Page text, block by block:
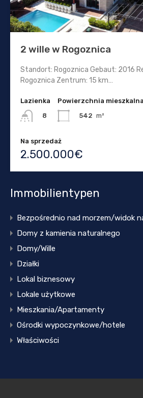
2 wille w Rogoznica
Standort: Rogoznica Gebaut: 2016
Rogoznica Zentrum: 15 km…
Lazienka
8
Powierzchnia
542 m²
Na sprzedaż
2.500.000€
Immobilientypen
Bezpośrednio nad morzem/widok
Domy z kamienia naturalnego
Domy/Wille
Działki
Lokal biznesowy
Lokale użytkowe
Mieszkania/Apartamenty
Ośrodki wypoczynkowe/hotele
Właściwości